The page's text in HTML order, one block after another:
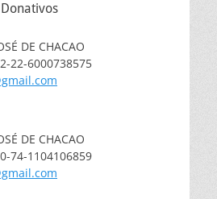
DE CHACAO
22-6000738575
DE CHACAO
74-1104106859